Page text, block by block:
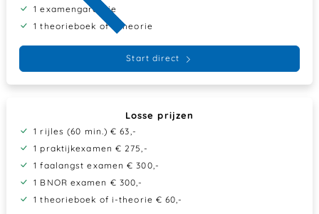
1 examengarantie
1 theorieboek of i-theorie
Start direct
Losse prijzen
1 rijles (60 min.) € 63,-
1 praktijkexamen € 275,-
1 faalangst examen € 300,-
1 BNOR examen € 300,-
1 theorieboek of i-theorie € 60,-